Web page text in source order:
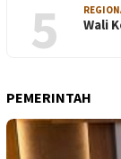
5 Wali
PEMERINTAH